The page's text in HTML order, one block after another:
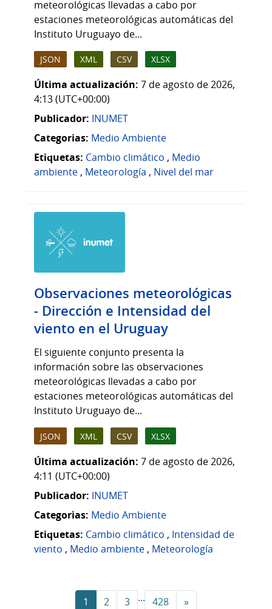
meteorológicas llevadas a cabo por
estaciones meteorológicas automáticas del
Instituto Uruguayo de...
JSON XML CSV XLSX
Última actualización: 7 de agosto de 2026,
4:13 (UTC+00:00)
Publicador: INUMET
Categorias: Medio Ambiente
Etiquetas: Cambio climático , Medio
ambiente , Meteorología , Nivel del mar
Observaciones meteorológicas
- Dirección e Intensidad del
viento en el Uruguay
El siguiente conjunto presenta la
información sobre las observaciones
meteorológicas llevadas a cabo por
estaciones meteorológicas automáticas del
Instituto Uruguayo de...
JSON XML CSV XLSX
Última actualización: 7 de agosto de 2026,
4:11 (UTC+00:00)
Publicador: INUMET
Categorias: Medio Ambiente
Etiquetas: Cambio climático , Intensidad de
viento , Medio ambiente , Meteorología
1 2 3 ... 428 »